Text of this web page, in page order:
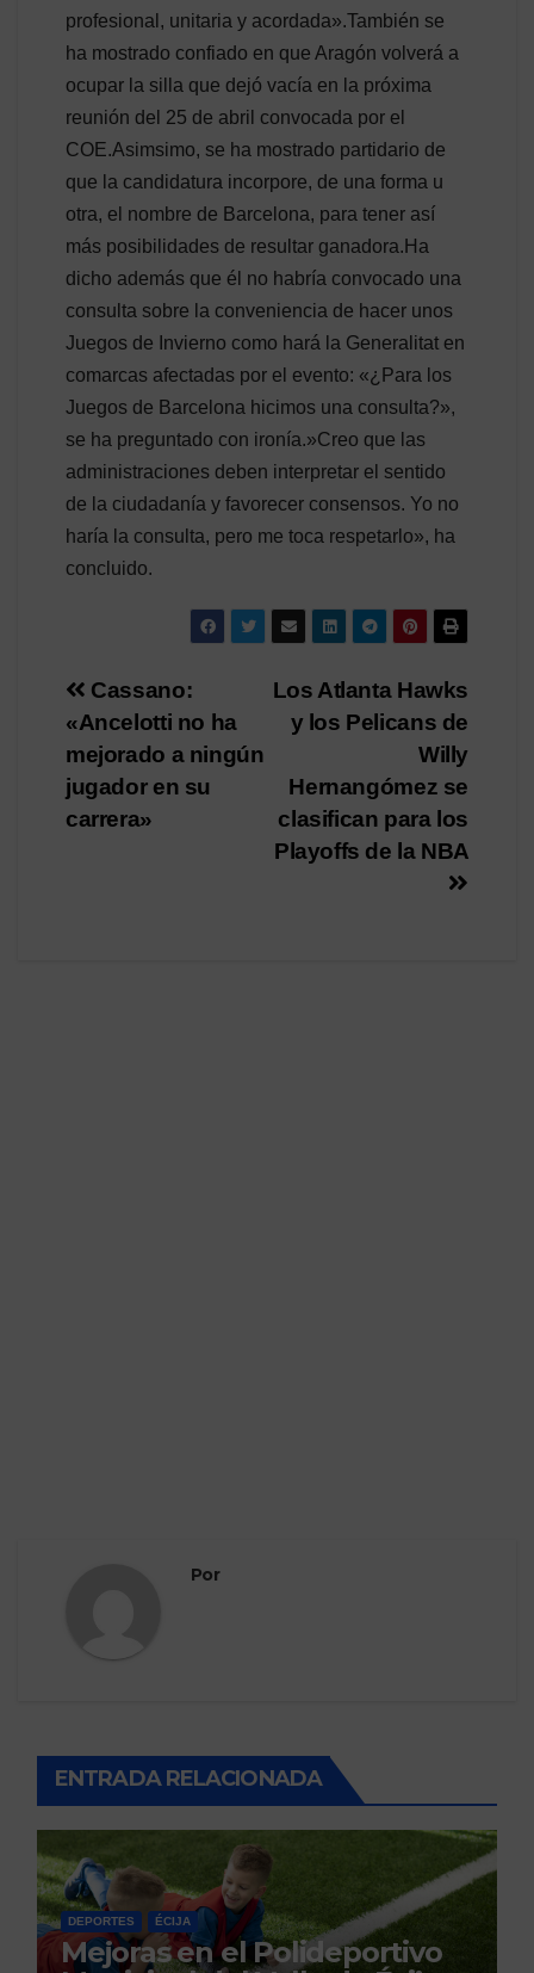
profesional, unitaria y acordada».También se
ha mostrado confiado en que Aragón volverá a
ocupar la silla que dejó vacía en la próxima
reunión del 25 de abril convocada por el
COE.Asimsimo, se ha mostrado partidario de
que la candidatura incorpore, de una forma u
otra, el nombre de Barcelona, para tener así
más posibilidades de resultar ganadora.Ha
dicho además que él no habría convocado una
consulta sobre la conveniencia de hacer unos
Juegos de Invierno como hará la Generalitat en
comarcas afectadas por el evento: «¿Para los
Juegos de Barcelona hicimos una consulta?»,
se ha preguntado con ironía.»Creo que las
administraciones deben interpretar el sentido
de la ciudadanía y favorecer consensos. Yo no
haría la consulta, pero me toca respetarlo», ha
concluido.
Navegación
de
entradas
Los Atlanta Hawks
y los Pelicans de
Willy
Hernangómez se
clasifican para los
Playoffs de la NBA
Cassano:
«Ancelotti no ha
mejorado a ningún
jugador en su
carrera»
Por
ENTRADA RELACIONADA
DEPORTES ÉCIJA
Mejoras en el Polideportivo